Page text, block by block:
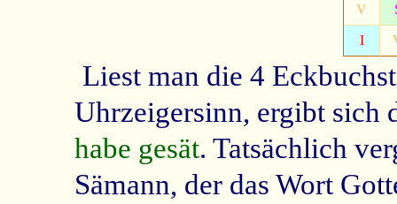
V
I
Liest man die 4
Uhrzeigersinn, ergibt sich
habe gesät. Tatsächlich
Sämann, der das Wort